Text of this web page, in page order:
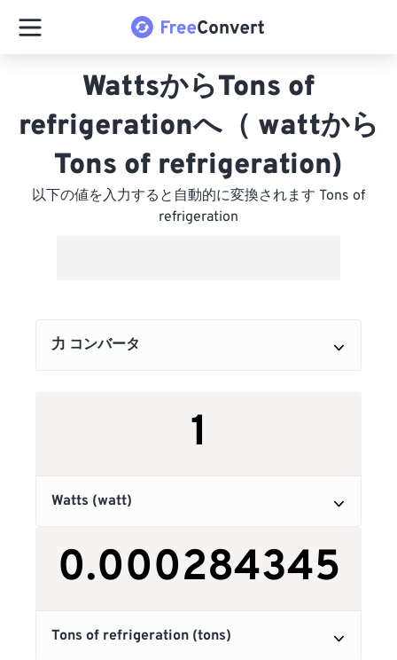
WattsからTons of
refrigerationへ（ wattから
Tons of refrigeration)
以下の値を入力すると自動的に変換されます Tons of
refrigeration